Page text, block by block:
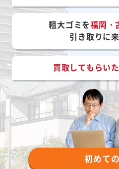
粗大ゴミを福岡・
引き取りに
買取してもらい
初めて